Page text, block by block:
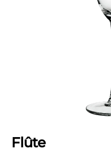
Flûte